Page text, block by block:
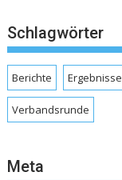
Schlagwörter
Berichte Ergebnisse
Verbandsrunde
Meta